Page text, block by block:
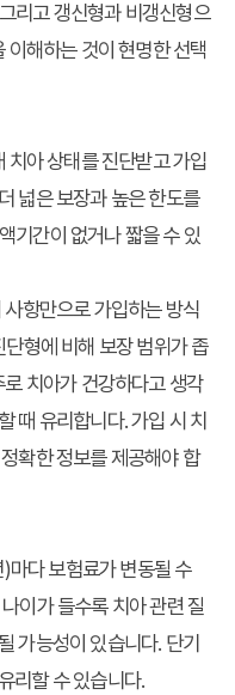
리고 갱신형과 비갱신형으
이해하는 것이 현명한 선택
아 상태를 진단받고 가입
넓은 보장과 높은 한도를
기간이 없거나 짧을 수 있
항만으로 가입하는 방식
형에 비해 보장 범위가 좁
치아가 건강하다고 생각
때 유리합니다. 가입 시 치
확한 정보를 제공해야 합
다 보험료가 변동될 수
이가 들수록 치아 관련 질
가능성이 있습니다. 단기
리할 수 있습니다.